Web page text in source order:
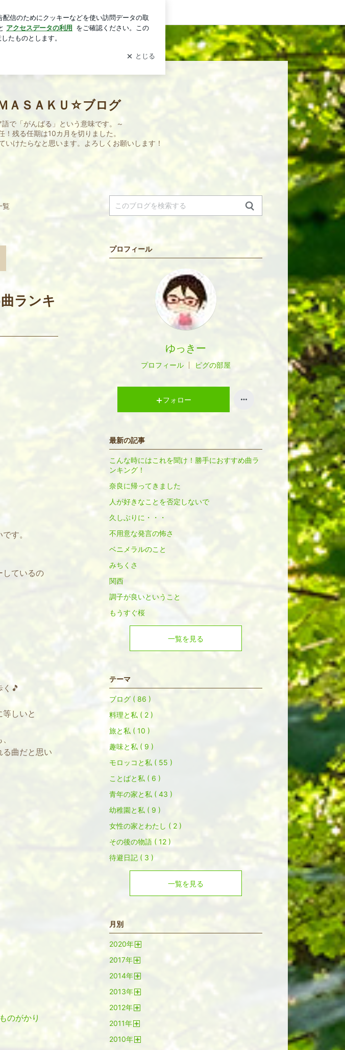
ログイン
ＡＳＡＫＵ☆ブログ
で「がんばる」という意味です。～
残る任期は10カ月を切りました。
けたらなと思います。よろしくお願いします！
覧
ランキ
す。
しているの
🎵
しいと
曲だと思い
のがかり
プロフィール
ゆっきー
プロフィール ピグの部屋
フォロー
最新の記事
こんな時にはこれを聞け！勝手におすすめ曲ラ
ンキング！
奈良に帰ってきました
人が好きなことを否定しないで
久しぶりに・・・
不用意な発言の怖さ
ベニメラルのこと
みちくさ
関西
調子が良いということ
もうすぐ桜
一覧を見る
テーマ
ブログ ( 86 )
料理と私 ( 2 )
旅と私 ( 10 )
趣味と私 ( 9 )
モロッコと私 ( 55 )
ことばと私 ( 6 )
青年の家と私 ( 43 )
幼稚園と私 ( 9 )
女性の家とわたし ( 2 )
その後の物語 ( 12 )
待避日記 ( 3 )
一覧を見る
月別
2020年
2017年
2014年
2013年
2012年
2011年
2010年